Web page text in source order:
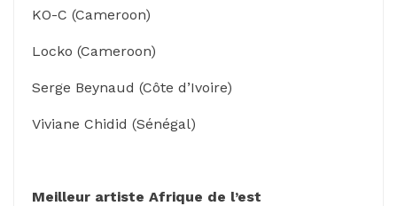
KO-C (Cameroon)
Locko (Cameroon)
Serge Beynaud (Côte d’Ivoire)
Viviane Chidid (Sénégal)
Meilleur artiste Afrique de l’est